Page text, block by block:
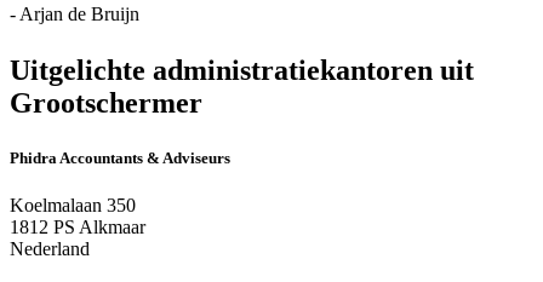
- Arjan de Bruijn
Uitgelichte administratiekantoren uit
Grootschermer
Phidra Accountants & Adviseurs
Koelmalaan 350
1812 PS Alkmaar
Nederland